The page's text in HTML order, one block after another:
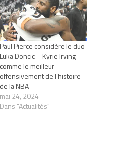
Paul Pierce considère le duo
Luka Doncic – Kyrie Irving
comme le meilleur
offensivement de l’histoire
de la NBA
mai 24, 2024
Dans "Actualités"